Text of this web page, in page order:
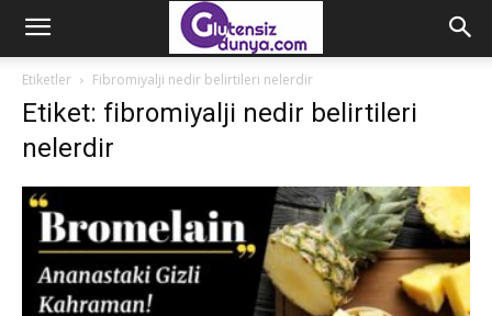
Etiketler Fibromiyalji nedir belirtileri nelerdir
Etiket: fibromiyalji nedir belirtileri
nelerdir